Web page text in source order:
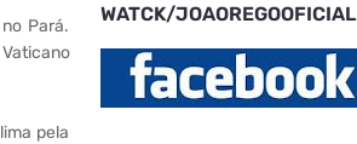
Pará.
pela
WATCK/JOAOREGOOFICIAL